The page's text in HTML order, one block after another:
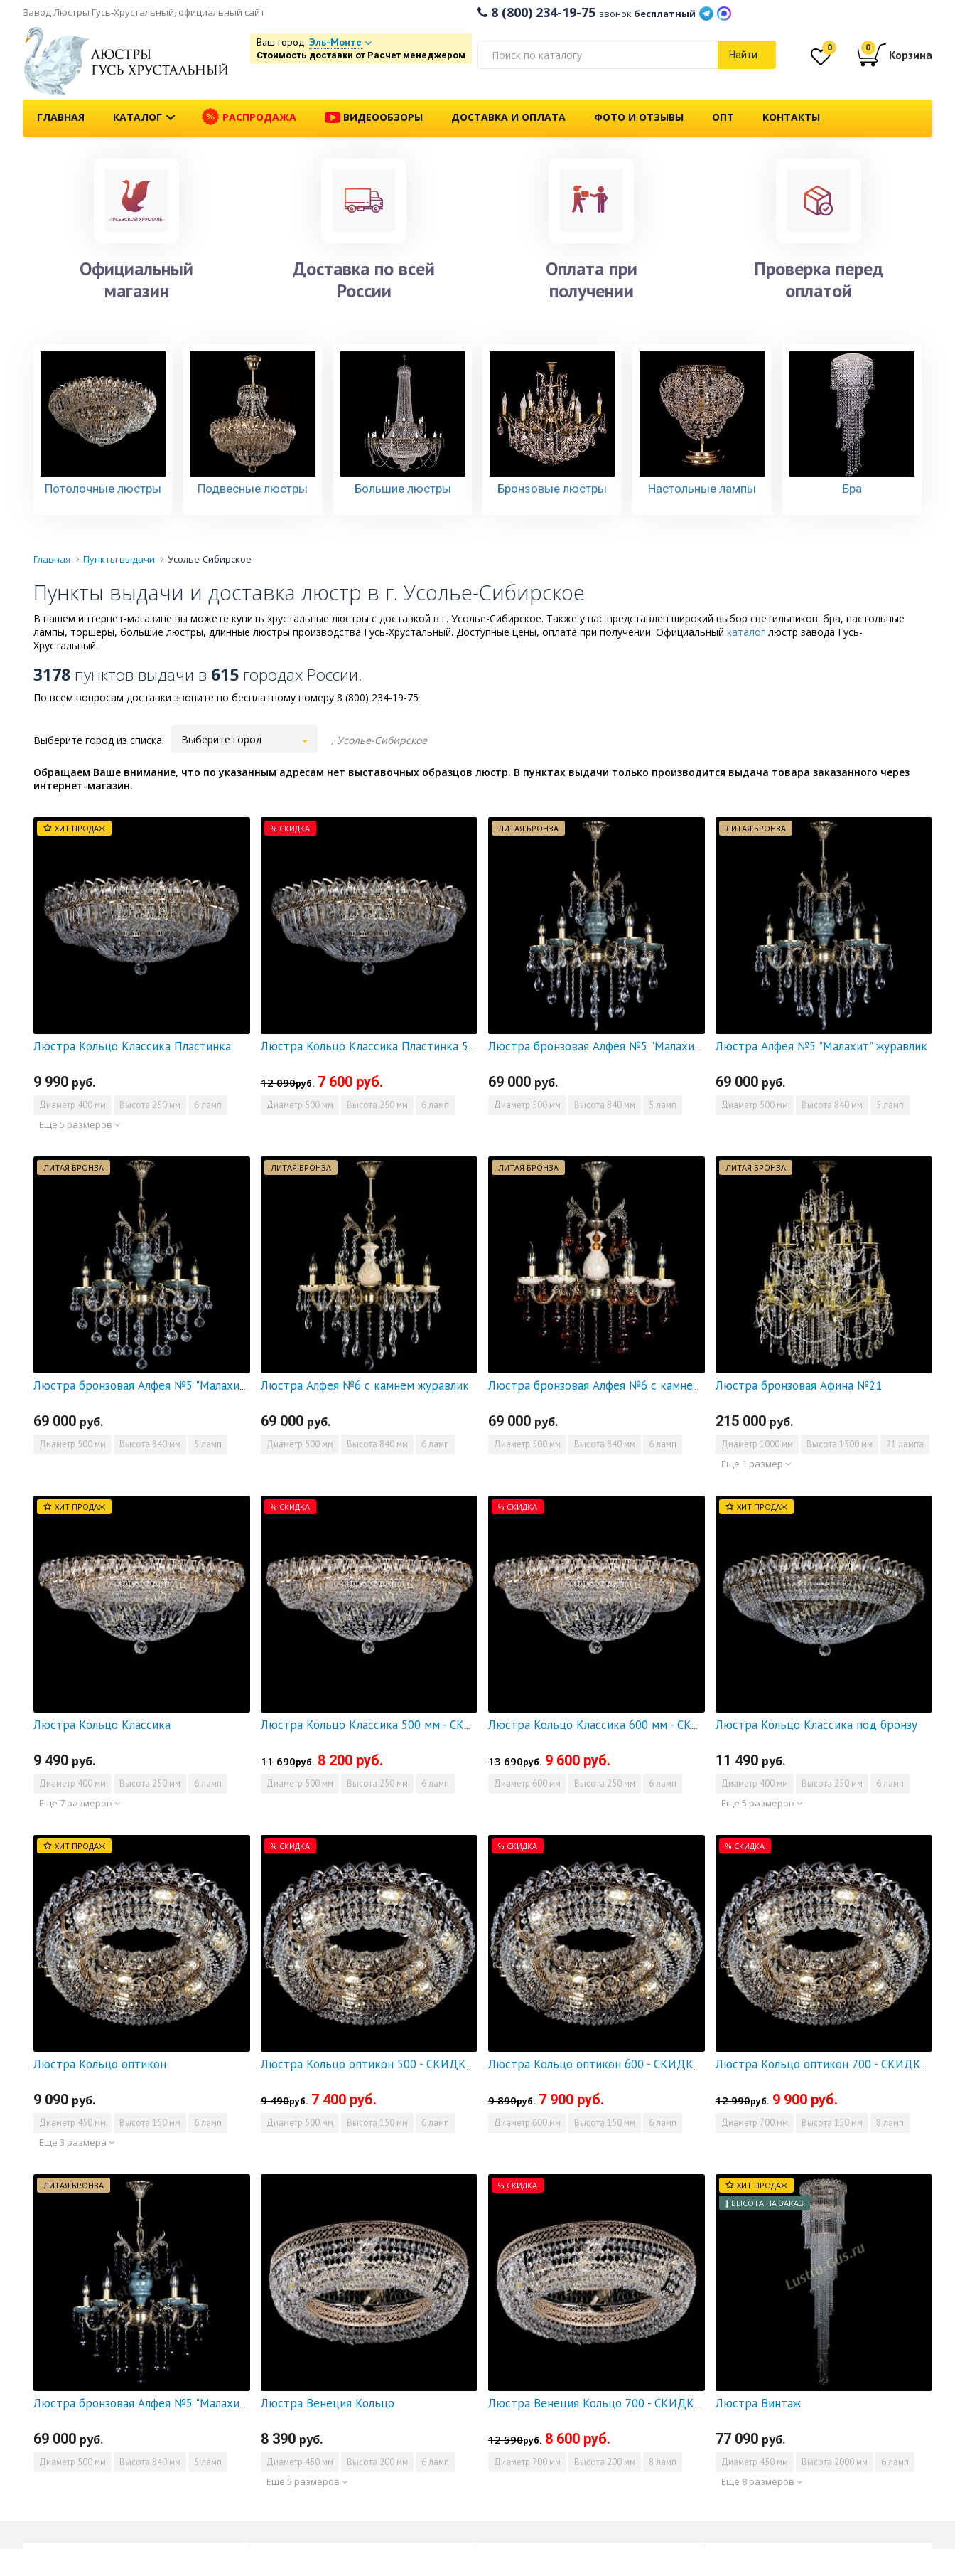
Завод Люстры Гусь-Хрустальный, официальный сайт 8 (800) 234-19-75 звонок бесплатный
Ваш город: Эль-Монте
Стоимость доставки от Расчет менеджером Найти
0 0
Корзина
ГЛАВНАЯ КАТАЛОГ РАСПРОДАЖА ВИДЕООБЗОРЫ ДОСТАВКА И ОПЛАТА ФОТО И ОТЗЫВЫ ОПТ КОНТАКТЫ
Официальный
магазин
Доставка по всей
России
Оплата при
получении
Проверка перед
оплатой
Потолочные люстры Подвесные люстры Большие люстры Бронзовые люстры Настольные лампы Бра
Главная Пункты выдачи Усолье-Сибирское
Пункты выдачи и доставка люстр в г. Усолье-Сибирское
В нашем интернет-магазине вы можете купить хрустальные люстры с доставкой в г. Усолье-Сибирское. Также у нас представлен широкий выбор светильников: бра, настольные
лампы, торшеры, большие люстры, длинные люстры производства Гусь-Хрустальный. Доступные цены, оплата при получении. Официальный каталог люстр завода Гусь-
Хрустальный.
3178 пунктов выдачи в 615 городах России.
По всем вопросам доставки звоните по бесплатному номеру 8 (800) 234-19-75
Выберите город из списка: Выберите город , Усолье-Сибирское
Обращаем Ваше внимание, что по указанным адресам нет выставочных образцов люстр. В пунктах выдачи только производится выдача товара заказанного через
интернет-магазин.
ХИТ ПРОДАЖ
Люстра Кольцо Классика Пластинка
9 990 руб.
Диаметр 400 мм Высота 250 мм 6 ламп
Еще 5 размеров
% СКИДКА
Люстра Кольцо Классика Пластинка 500 мм - СКИДКА!!!
12 090руб. 7 600 руб.
Диаметр 500 мм Высота 250 мм 6 ламп
ЛИТАЯ БРОНЗА
Люстра бронзовая Алфея №5 "Малахит" баден
69 000 руб.
Диаметр 500 мм Высота 840 мм 5 ламп
ЛИТАЯ БРОНЗА
Люстра Алфея №5 "Малахит" журавлик
69 000 руб.
Диаметр 500 мм Высота 840 мм 5 ламп
ЛИТАЯ БРОНЗА
Люстра бронзовая Алфея №5 "Малахит" шар
69 000 руб.
Диаметр 500 мм Высота 840 мм 5 ламп
ЛИТАЯ БРОНЗА
Люстра Алфея №6 с камнем журавлик
69 000 руб.
Диаметр 500 мм Высота 840 мм 6 ламп
ЛИТАЯ БРОНЗА
Люстра бронзовая Алфея №6 с камнем шар чайная
69 000 руб.
Диаметр 500 мм Высота 840 мм 6 ламп
ЛИТАЯ БРОНЗА
Люстра бронзовая Афина №21
215 000 руб.
Диаметр 1000 мм Высота 1500 мм 21 лампа
Еще 1 размер
ХИТ ПРОДАЖ
Люстра Кольцо Классика
9 490 руб.
Диаметр 400 мм Высота 250 мм 6 ламп
Еще 7 размеров
% СКИДКА
Люстра Кольцо Классика 500 мм - СКИДКА!!!
11 690руб. 8 200 руб.
Диаметр 500 мм Высота 250 мм 6 ламп
% СКИДКА
Люстра Кольцо Классика 600 мм - СКИДКА!!!
13 690руб. 9 600 руб.
Диаметр 600 мм Высота 250 мм 6 ламп
ХИТ ПРОДАЖ
Люстра Кольцо Классика под бронзу
11 490 руб.
Диаметр 400 мм Высота 250 мм 6 ламп
Еще 5 размеров
ХИТ ПРОДАЖ
Люстра Кольцо оптикон
9 090 руб.
Диаметр 450 мм Высота 150 мм 6 ламп
Еще 3 размера
% СКИДКА
Люстра Кольцо оптикон 500 - СКИДКА!!!
9 490руб. 7 400 руб.
Диаметр 500 мм Высота 150 мм 6 ламп
% СКИДКА
Люстра Кольцо оптикон 600 - СКИДКА!!!
9 890руб. 7 900 руб.
Диаметр 600 мм Высота 150 мм 6 ламп
% СКИДКА
Люстра Кольцо оптикон 700 - СКИДКА!!!
12 990руб. 9 900 руб.
Диаметр 700 мм Высота 150 мм 8 ламп
ЛИТАЯ БРОНЗА
Люстра бронзовая Алфея №5 "Малахит" шар черная
69 000 руб.
Диаметр 500 мм Высота 840 мм 5 ламп
Люстра Венеция Кольцо
8 390 руб.
Диаметр 450 мм Высота 200 мм 6 ламп
Еще 5 размеров
% СКИДКА
Люстра Венеция Кольцо 700 - СКИДКА!!!
12 590руб. 8 600 руб.
Диаметр 700 мм Высота 200 мм 8 ламп
ХИТ ПРОДАЖ
ВЫСОТА НА ЗАКАЗ
Люстра Винтаж
77 090 руб.
Диаметр 450 мм Высота 2000 мм 6 ламп
Еще 8 размеров